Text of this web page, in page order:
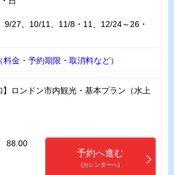
9/27、10/11、11/8・11、12/24～26・
金・予約期限・取消料など）
】ロンドン市内観光・基本プラン（水上
88.00
予約へ進む
(カレンダーへ)